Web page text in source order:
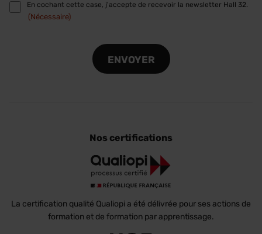
RGPD
(Nécessaire)
En cochant cette case, j'accepte de recevoir la newsletter Hall 32.
(Nécessaire)
Nos certifications
La certification qualité Qualiopi a été délivrée pour ses actions de
formation et de formation par apprentissage.